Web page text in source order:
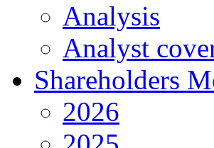
Analysis
Analyst
Shareholders
2026